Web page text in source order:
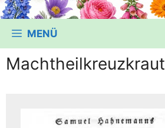
MENÜ
Machtheilkreuzkraut